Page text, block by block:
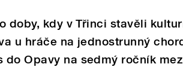
doby, kdy v Třinci stavěli
u hráče na jednostrunný
do Opavy na sedmý ročník